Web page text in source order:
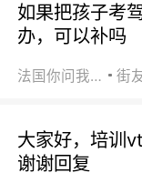
如果把孩子考
办，可以补吗
法国你问我答
大家好，培训
谢谢回复